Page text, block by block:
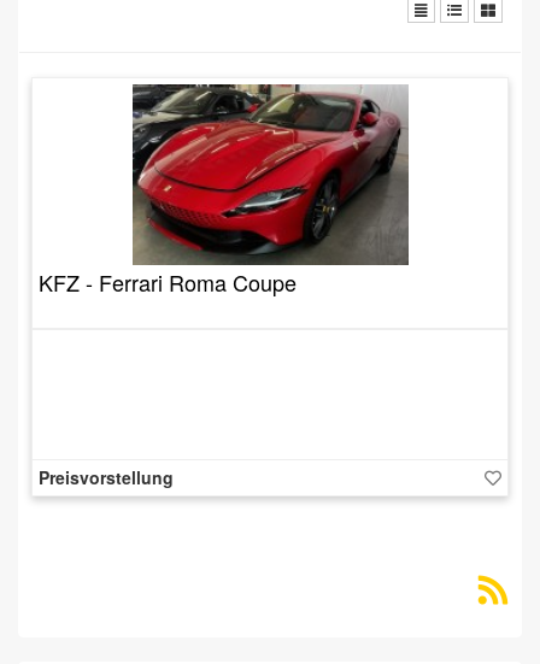
KFZ - Ferrari Roma Coupe
Preisvorstellung